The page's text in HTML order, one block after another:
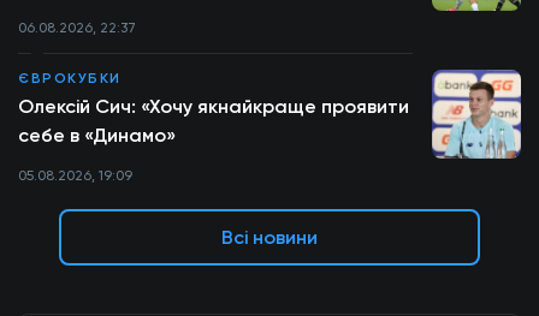
06.08.2026, 22:37
ЄВРОКУБКИ
Олексій Сич: «Хочу якнайкраще проявити
себе в «Динамо»
05.08.2026, 19:09
Всі новини